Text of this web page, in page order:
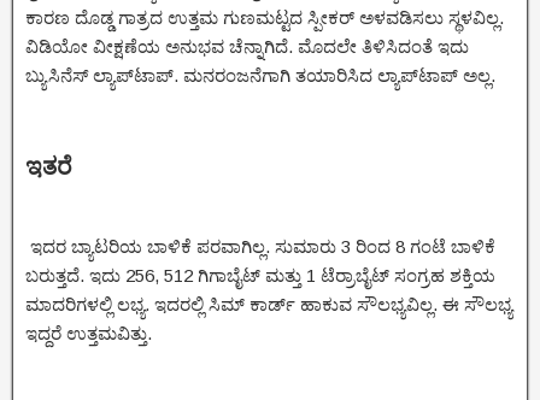
ಕಾರಣ ದೊಡ್ಡ ಗಾತ್ರದ ಉತ್ತಮ ಗುಣಮಟ್ಟದ ಸ್ಪೀಕರ್ ಅಳವಡಿಸಲು ಸ್ಥಳವಿಲ್ಲ.
ವಿಡಿಯೋ ವೀಕ್ಷಣೆಯ ಅನುಭವ ಚೆನ್ನಾಗಿದೆ. ಮೊದಲೇ ತಿಳಿಸಿದಂತೆ ಇದು
ಬ್ಯುಸಿನೆಸ್ ಲ್ಯಾಪ್‌ಟಾಪ್. ಮನರಂಜನೆಗಾಗಿ ತಯಾರಿಸಿದ ಲ್ಯಾಪ್‌ಟಾಪ್ ಅಲ್ಲ.
ಇತರೆ
ಇದರ ಬ್ಯಾಟರಿಯ ಬಾಳಿಕೆ ಪರವಾಗಿಲ್ಲ. ಸುಮಾರು 3 ರಿಂದ 8 ಗಂಟೆ ಬಾಳಿಕೆ
ಬರುತ್ತದೆ. ಇದು 256, 512 ಗಿಗಾಬೈಟ್ ಮತ್ತು 1 ಟೆರ್ರಾಬೈಟ್ ಸಂಗ್ರಹ ಶಕ್ತಿಯ
ಮಾದರಿಗಳಲ್ಲಿ ಲಭ್ಯ. ಇದರಲ್ಲಿ ಸಿಮ್ ಕಾರ್ಡ್ ಹಾಕುವ ಸೌಲಭ್ಯವಿಲ್ಲ. ಈ ಸೌಲಭ್ಯ
ಇದ್ದರೆ ಉತ್ತಮವಿತ್ತು.